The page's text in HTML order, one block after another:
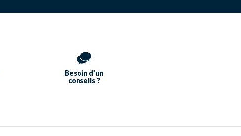
Besoin d’un
conseils ?